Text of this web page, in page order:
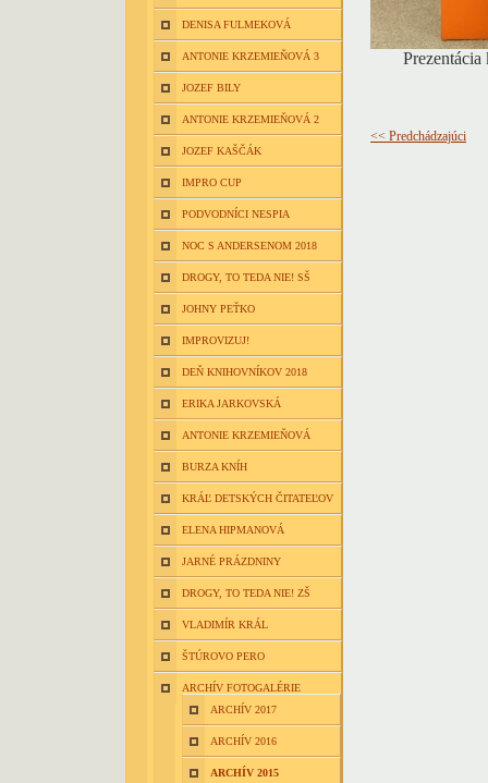
DENISA FULMEKOVÁ
ANTONIE KRZEMIEŇOVÁ 3
JOZEF BILY
ANTONIE KRZEMIEŇOVÁ 2
JOZEF KAŠČÁK
IMPRO CUP
PODVODNÍCI NESPIA
NOC S ANDERSENOM 2018
DROGY, TO TEDA NIE! SŠ
JOHNY PEŤKO
IMPROVIZUJ!
DEŇ KNIHOVNÍKOV 2018
ERIKA JARKOVSKÁ
ANTONIE KRZEMIEŇOVÁ
BURZA KNÍH
KRÁĽ DETSKÝCH ČITATEĽOV
ELENA HIPMANOVÁ
JARNÉ PRÁZDNINY
DROGY, TO TEDA NIE! ZŠ
VLADIMÍR KRÁL
ŠTÚROVO PERO
ARCHÍV FOTOGALÉRIE
ARCHÍV 2017
ARCHÍV 2016
ARCHÍV 2015
<< Predchádzajúci